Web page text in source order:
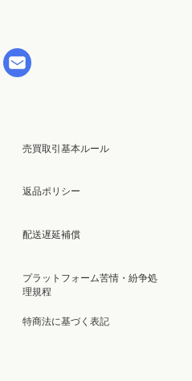
売買取引基本ルール
返品ポリシー
配送遅延補償
プラットフォーム苦情・紛争処
理規程
特商法に基づく表記